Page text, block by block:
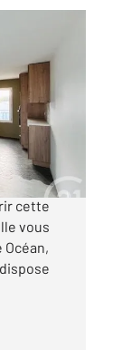
à
cette
vous